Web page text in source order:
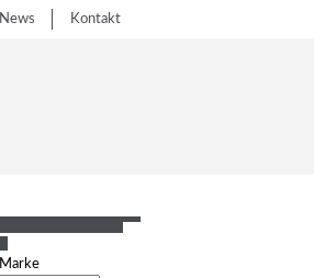
News Kontakt
Marke